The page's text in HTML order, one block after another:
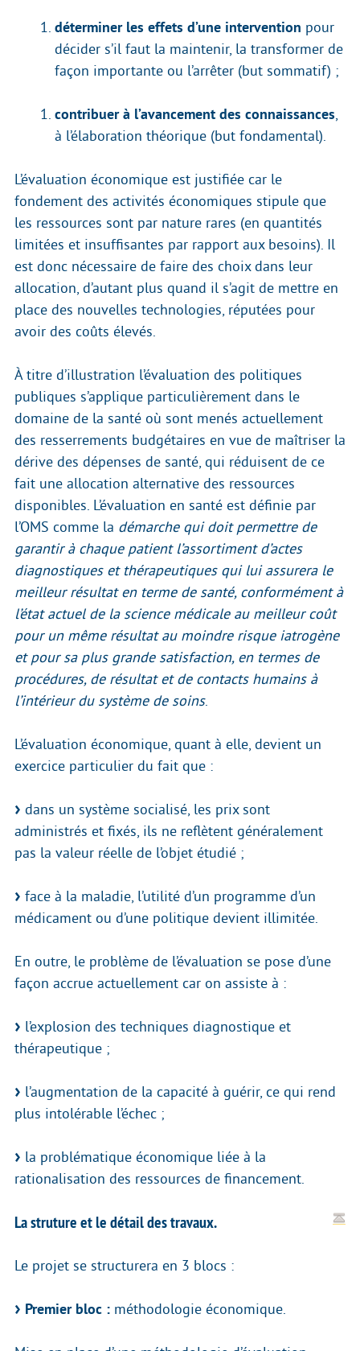
déterminer les effets d’une intervention pour
décider s’il faut la maintenir, la transformer de
façon importante ou l’arrêter (but sommatif) ;
contribuer à l’avancement des connaissances
à l’élaboration théorique (but fondamental).
L’évaluation économique est justifiée car le
fondement des activités économiques stipule que
les ressources sont par nature rares (en quantités
limitées et insuffisantes par rapport aux besoins). Il
est donc nécessaire de faire des choix dans leur
allocation, d’autant plus quand il s’agit de mettre en
place des nouvelles technologies, réputées pour
avoir des coûts élevés.
À titre d’illustration l’évaluation des politiques
publiques s’applique particulièrement dans le
domaine de la santé où sont menés actuellement
des resserrements budgétaires en vue de maîtriser la
dérive des dépenses de santé, qui réduisent de ce
fait une allocation alternative des ressources
disponibles. L’évaluation en santé est définie par
l’OMS comme la démarche qui doit permettre de
garantir à chaque patient l’assortiment d’actes
diagnostiques et thérapeutiques qui lui assurera le
meilleur résultat en terme de santé, conformément à
l’état actuel de la science médicale au meilleur coût
pour un même résultat au moindre risque iatrogène
et pour sa plus grande satisfaction, en termes de
procédures, de résultat et de contacts humains à
l’intérieur du système de soins.
L’évaluation économique, quant à elle, devient un
exercice particulier du fait que :
dans un système socialisé, les prix sont
administrés et fixés, ils ne reflètent généralement
pas la valeur réelle de l’objet étudié ;
face à la maladie, l’utilité d’un programme d’un
médicament ou d’une politique devient illimitée.
En outre, le problème de l’évaluation se pose d’une
façon accrue actuellement car on assiste à :
l’explosion des techniques diagnostique et
thérapeutique ;
l’augmentation de la capacité à guérir, ce qui rend
plus intolérable l’échec ;
la problématique économique liée à la
rationalisation des ressources de financement.
La struture et le détail des travaux.
Le projet se structurera en 3 blocs :
Premier bloc : méthodologie économique.